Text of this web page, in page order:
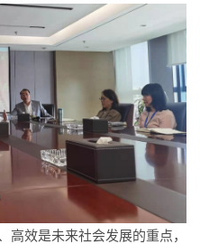
效是未来社会发展的重点，